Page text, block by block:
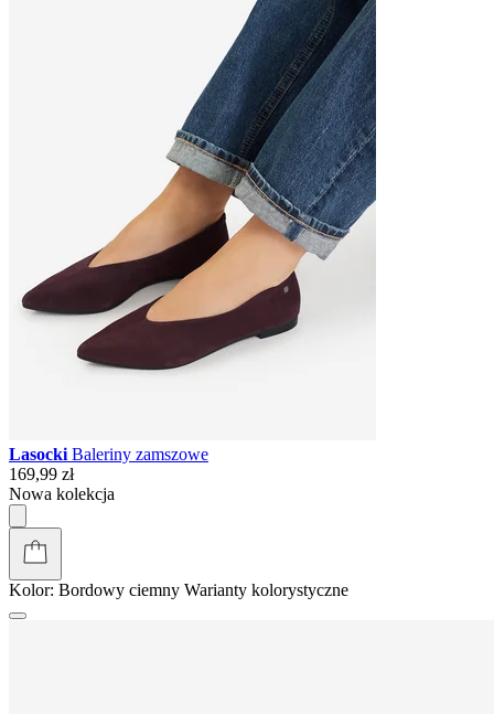
Lasocki Baleriny zamszowe
169,99 zł
Nowa kolekcja
Kolor: Bordowy ciemny Warianty kolorystyczne